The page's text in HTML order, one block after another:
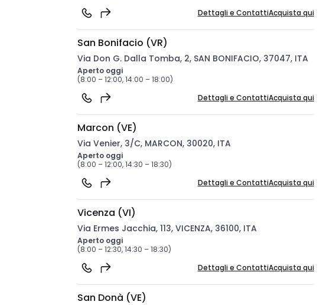
Dettagli e ContattiAcquista qui
San Bonifacio (VR)
Via Don G. Dalla Tomba, 2, SAN BONIFACIO, 37047, ITA
Aperto oggi
(8:00 – 12:00, 14:00 – 18:00)
Dettagli e ContattiAcquista qui
Marcon (VE)
Via Venier, 3/C, MARCON, 30020, ITA
Aperto oggi
(8:00 – 12:00, 14:30 – 18:30)
Dettagli e ContattiAcquista qui
Vicenza (VI)
Via Ermes Jacchia, 113, VICENZA, 36100, ITA
Aperto oggi
(8:00 – 12:30, 14:30 – 18:30)
Dettagli e ContattiAcquista qui
San Donà (VE)